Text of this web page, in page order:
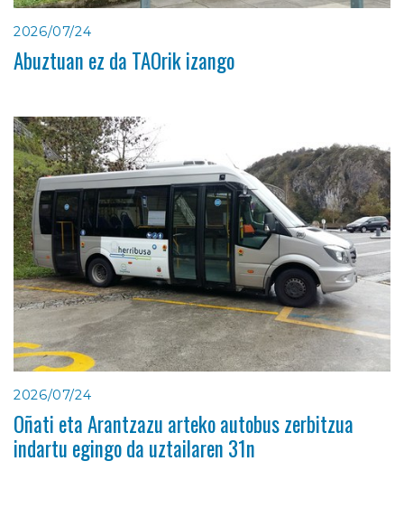
2026/07/24
Abuztuan ez da TAOrik izango
2026/07/24
Oñati eta Arantzazu arteko autobus zerbitzua
indartu egingo da uztailaren 31n